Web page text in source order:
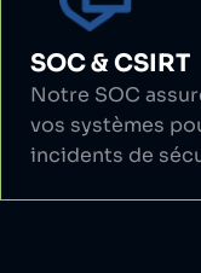
SOC & CSIRT
Notre SOC
vos systèmes
incidents de